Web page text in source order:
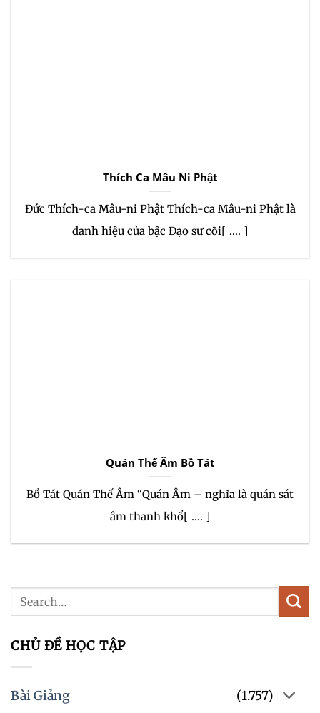
Thích Ca Mâu Ni Phật
Đức Thích-ca Mâu-ni Phật Thích-ca Mâu-ni Phật là
danh hiệu của bậc Đạo sư cõi[ .... ]
Quán Thế Âm Bồ Tát
Bồ Tát Quán Thế Âm “Quán Âm – nghĩa là quán sát
âm thanh khổ[ .... ]
CHỦ ĐỀ HỌC TẬP
Bài Giảng
(1.757)